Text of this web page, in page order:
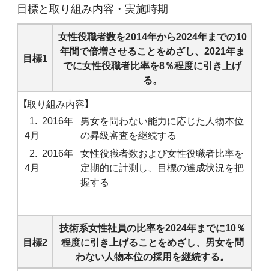
目標と取り組み内容・実施時期
目標1
女性役職者数を2014年から2024年までの10
年間で倍増させることをめざし、2021年ま
でに女性役職者比率を8％程度に引き上げ
る。
【取り組み内容】
1. 2016年
4月
男女を問わない能力に応じた人物本位
の昇級審査を継続する
2. 2016年
4月
女性役職者数および女性役職者比率を
定期的に計測し、目標の達成状況を把
握する
目標2
技術系女性社員の比率を2024年までに10％
程度に引き上げることをめざし、男女を問
わない人物本位の採用を継続する。